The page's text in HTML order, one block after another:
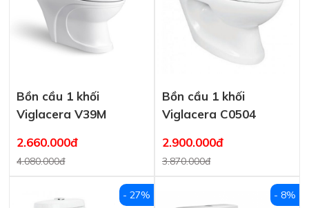
Bồn cầu 1 khối
Viglacera V39M
2.660.000đ
4.080.000đ
Bồn cầu 1 khối
Viglacera C0504
2.900.000đ
3.870.000đ
- 27% - 8%